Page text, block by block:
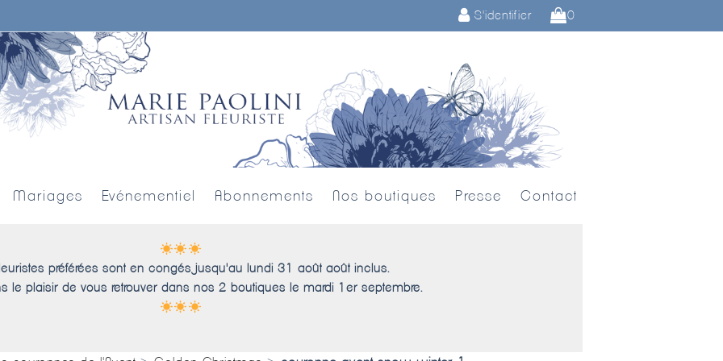
S'identifier 0
Mariages Evénementiel Abonnements Nos boutiques Presse Contact
préférées sont en congés jusqu'au lundi 31 août août inclus.
le plaisir de vous retrouver dans nos 2 boutiques le mardi 1er septembre.